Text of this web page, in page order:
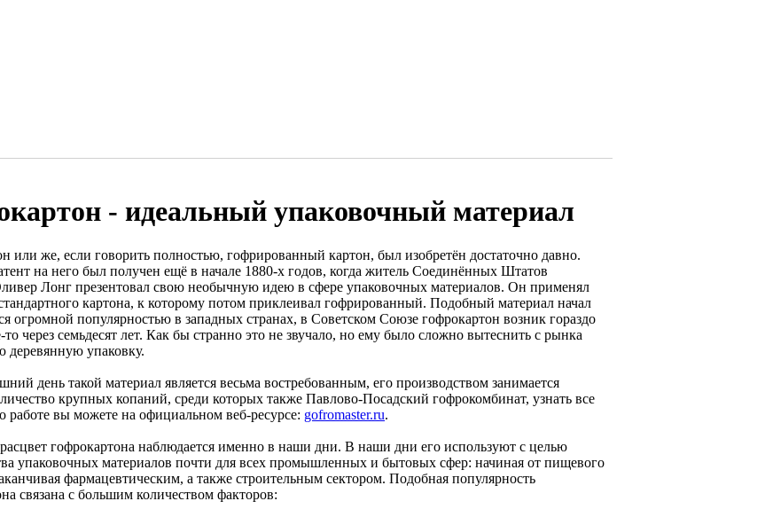
- идеальный упаковочный материал
или же, если говорить полностью, гофрированный картон, был изобретён достаточно давно.
на него был получен ещё в начале 1880-х годов, когда житель Соединённых Штатов
Лонг презентовал свою необычную идею в сфере упаковочных материалов. Он применял
картона, к которому потом приклеивал гофрированный. Подобный материал начал
огромной популярностью в западных странах, в Советском Союзе гофрокартон возник гораздо
то через семьдесят лет. Как бы странно это не звучало, но ему было сложно вытеснить с рынка
деревянную упаковку.
день такой материал является весьма востребованным, его производством занимается
крупных копаний, среди которых также Павлово-Посадский гофрокомбинат, узнать все
работе вы можете на официальном веб-ресурсе: gofromaster.ru.
гофрокартона наблюдается именно в наши дни. В наши дни его используют с целью
упаковочных материалов почти для всех промышленных и бытовых сфер: начиная от пищевого
фармацевтическим, а также строительным сектором. Подобная популярность
связана с большим количеством факторов: